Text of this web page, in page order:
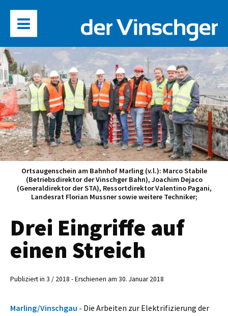
Ortsaugenschein am Bahnhof Marling (v.l.): Marco Stabile
(Betriebsdirektor der Vinschger Bahn), Joachim Dejaco
(Generaldirektor der STA), Ressortdirektor Valentino Pagani,
Landesrat Florian Mussner sowie weitere Techniker;
Drei Eingriffe auf
einen Streich
Publiziert in 3 / 2018 - Erschienen am 30. Januar 2018
Marling/Vinschgau - Die Arbeiten zur Elektrifizierung der